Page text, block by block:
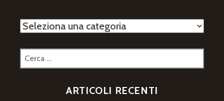
Categorie
Ricerca
per:
ARTICOLI RECENTI